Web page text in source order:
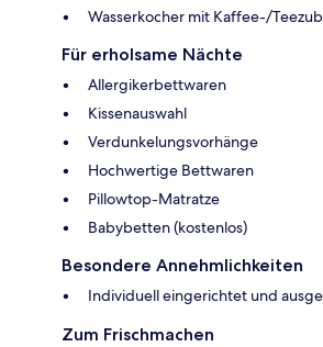
Wasserkocher mit Kaffee-/
Für erholsame Nächte
Allergikerbettwaren
Kissenauswahl
Verdunkelungsvorhänge
Hochwertige Bettwaren
Pillowtop-Matratze
Babybetten (kostenlos)
Besondere Annehmlichkeiten
Individuell eingerichtet und
Zum Frischmachen